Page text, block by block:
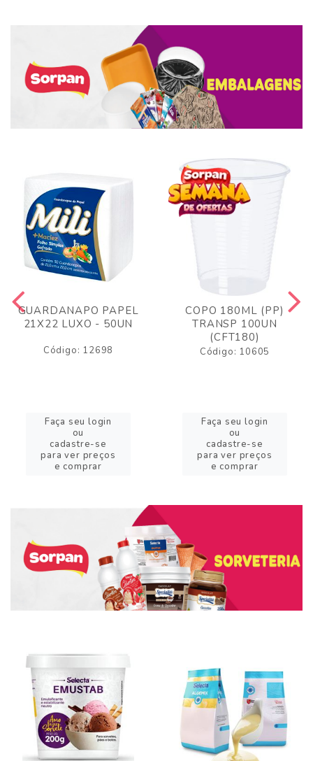
GUARDANAPO PAPEL
21X22 LUXO - 50UN
Código: 12698
Faça seu login
ou
cadastre-se
para ver preços
e comprar
COPO 180ML (PP)
TRANSP 100UN
(CFT180)
Código: 10605
Faça seu login
ou
cadastre-se
para ver preços
e comprar